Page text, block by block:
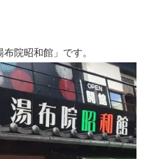
院昭和館」です。